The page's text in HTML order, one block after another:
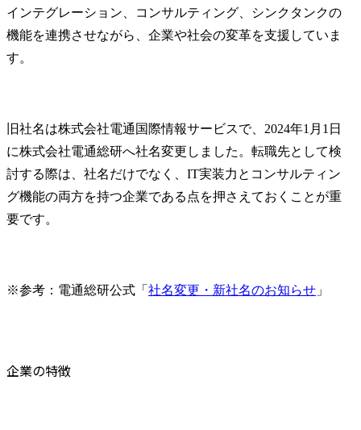
インテグレーション、コンサルティング、シンクタンクの
機能を連携させながら、企業や社会の変革を支援していま
す。
旧社名は株式会社電通国際情報サービスで、2024年1月1日
に株式会社電通総研へ社名変更しました。転職先として検
討する際は、社名だけでなく、IT実装力とコンサルティン
グ機能の両方を持つ企業である点を押さえておくことが重
要です。
※参考：電通総研公式「 社名変更・新社名のお知らせ 」
企業の特徴